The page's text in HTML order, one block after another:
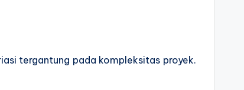
tergantung pada kompleksitas proyek.